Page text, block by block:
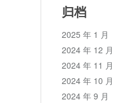
归档
2025 年 1 月
2024 年 12 月
2024 年 11 月
2024 年 10 月
2024 年 9 月